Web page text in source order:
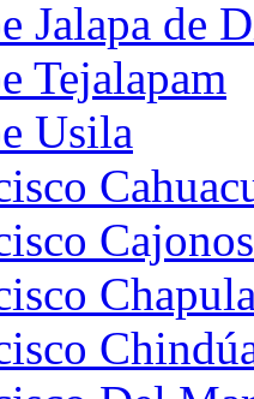
Jalapa de
Tejalapam
Usila
Cajonos